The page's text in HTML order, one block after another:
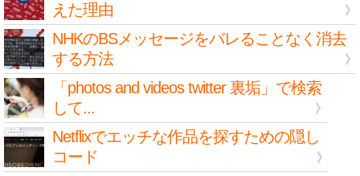
えた理由
NHKのBSメッセージをバレることなく消去
する方法
「photos and videos twitter 裏垢」で検索
して...
Netflixでエッチな作品を探すための隠し
コード